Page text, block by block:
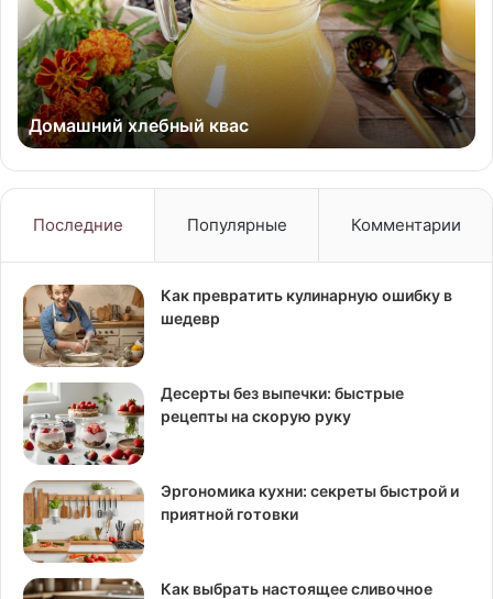
Домашний хлебный квас
Последние Популярные Комментарии
Как превратить кулинарную ошибку в
шедевр
Десерты без выпечки: быстрые
рецепты на скорую руку
Эргономика кухни: секреты быстрой и
приятной готовки
Как выбрать настоящее сливочное